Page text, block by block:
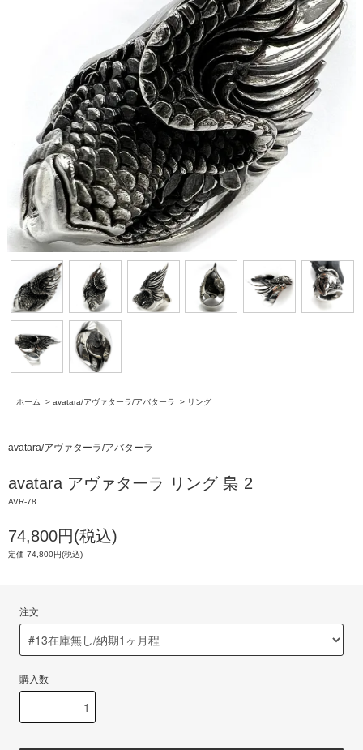
ホーム > avatara/アヴァターラ/アバターラ > リング
avatara/アヴァターラ/アバターラ
avatara アヴァターラ リング 梟 2
AVR-78
74,800円(税込)
定価 74,800円(税込)
注文
購入数